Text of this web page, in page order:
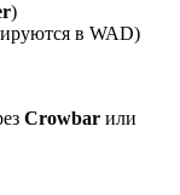
)
в WAD)
Crowbar или